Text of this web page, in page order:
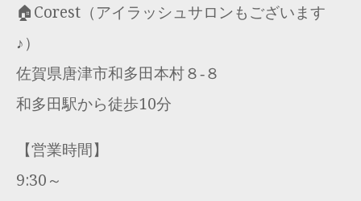
🏠Corest（アイラッシュサロンもございます
♪）
佐賀県唐津市和多田本村８‐８
和多田駅から徒歩10分
【営業時間】
9:30～